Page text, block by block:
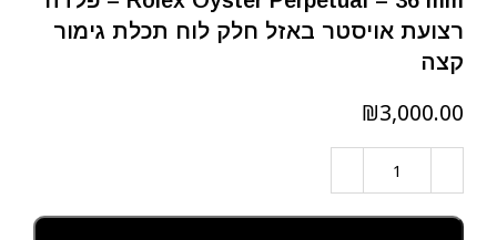
רצועת אויסטר באזל חלק לוח תכלת גימור
קצה
₪